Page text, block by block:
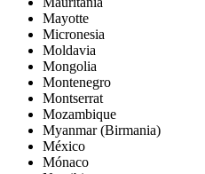
Mayotte
Micronesia
Moldavia
Mongolia
Montenegro
Montserrat
Mozambique
Myanmar (Birmania)
México
Mónaco